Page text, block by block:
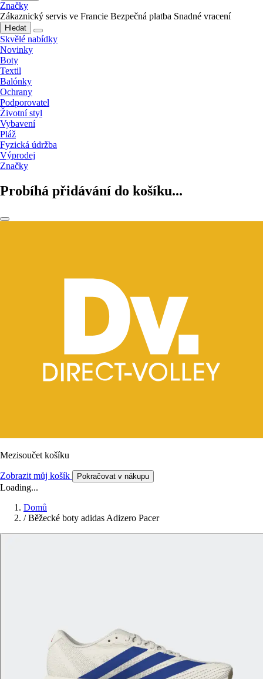
Značky
Zákaznický servis ve Francie Bezpečná platba Snadné vracení
Hledat
Skvělé nabídky
Novinky
Boty
Textil
Balónky
Ochrany
Podporovatel
Životní styl
Vybavení
Pláž
Fyzická údržba
Výprodej
Značky
Probíhá přidávání do košíku...
Mezisoučet košíku
Zobrazit můj košík Pokračovat v nákupu
Loading...
Domů
/ Běžecké boty adidas Adizero Pacer